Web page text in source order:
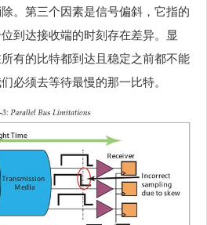
。第三个因素是信号偏斜，它指的
到达接收端的时刻存在差异。显
有的比特都到达且稳定之前都不能
必须去等待最慢的那一比特。